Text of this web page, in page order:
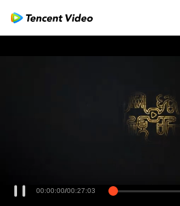
00:00:00/00:27:03